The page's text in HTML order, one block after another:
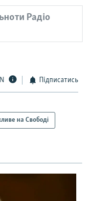
Радіо
Підписатись
на Свободі